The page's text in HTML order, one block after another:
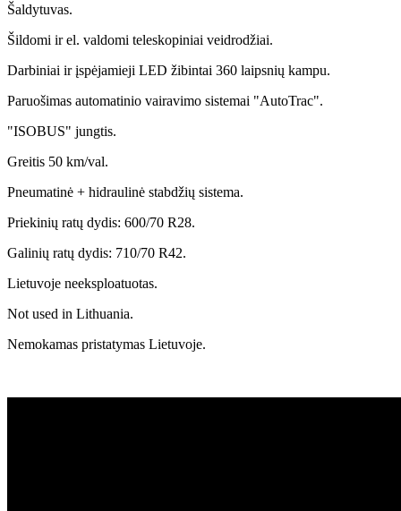
Šaldytuvas.
Šildomi ir el. valdomi teleskopiniai veidrodžiai.
Darbiniai ir įspėjamieji LED žibintai 360 laipsnių kampu.
Paruošimas automatinio vairavimo sistemai "AutoTrac".
"ISOBUS" jungtis.
Greitis 50 km/val.
Pneumatinė + hidraulinė stabdžių sistema.
Priekinių ratų dydis: 600/70 R28.
Galinių ratų dydis: 710/70 R42.
Lietuvoje neeksploatuotas.
Not used in Lithuania.
Nemokamas pristatymas Lietuvoje.